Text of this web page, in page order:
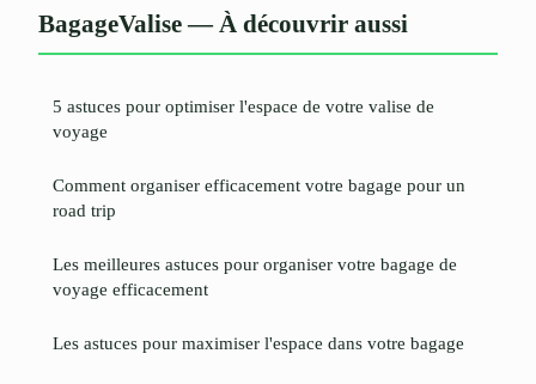
BagageValise — À découvrir aussi
5 astuces pour optimiser l'espace de votre valise de
voyage
Comment organiser efficacement votre bagage pour un
road trip
Les meilleures astuces pour organiser votre bagage de
voyage efficacement
Les astuces pour maximiser l'espace dans votre bagage